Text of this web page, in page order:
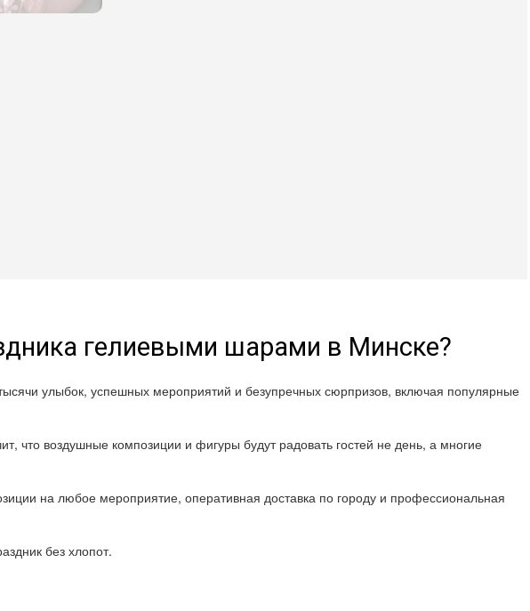
гелиевыми шарами в Минске?
улыбок, успешных мероприятий и безупречных сюрпризов, включая популярные
что воздушные композиции и фигуры будут радовать гостей не день, а многие
на любое мероприятие, оперативная доставка по городу и профессиональная
без хлопот.